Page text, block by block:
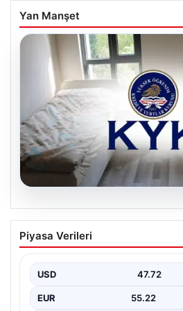
Yan Manşet
KYK Yurt Başvuruları
Ücretleri Hakkında
adaylar ve öğrenciler için yeni bir
yapılmış…
Piyasa Verileri
USD 47.72
EUR 55.22